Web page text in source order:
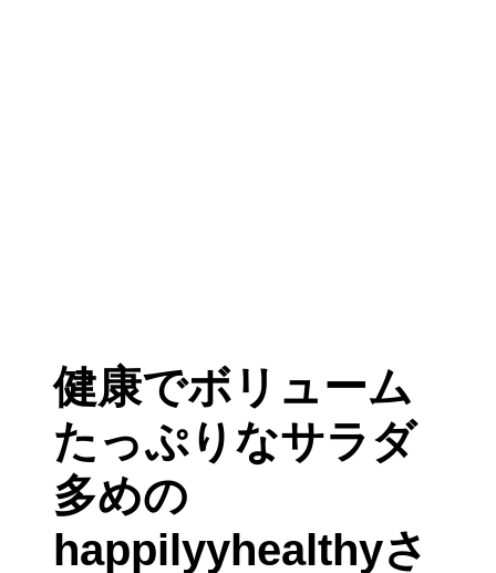
健康でボリューム
たっぷりなサラダ
多めの
happilyyhealthyさ